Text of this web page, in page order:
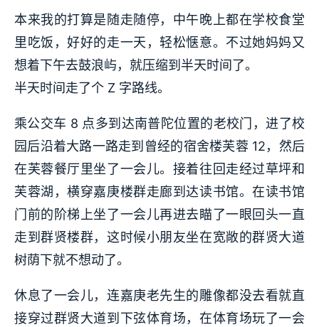
本来我的打算是随走随停，中午晚上都在学校食堂
里吃饭，好好的走一天，轻松惬意。不过她妈妈又
想着下午去鼓浪屿，就压缩到半天时间了。
半天时间走了个 Z 字路线。
乘公交车 8 点多到达南普陀位置的老校门，进了校
园后沿着大路一路走到曾经的宿舍楼芙蓉 12，然后
在芙蓉餐厅里坐了一会儿。接着往回走经过草坪和
芙蓉湖，横穿嘉庚楼群走廊到达读书馆。在读书馆
门前的阶梯上坐了一会儿再进去瞄了一眼回头一直
走到群贤楼群，这时候小朋友坐在宽敞的群贤大道
树荫下就不想动了。
休息了一会儿，连嘉庚老先生的雕像都没去看就直
接穿过群贤大道到下弦体育场，在体育场玩了一会